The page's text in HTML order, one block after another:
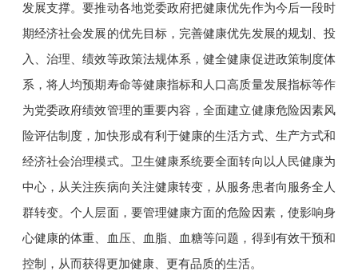
发展支撑。要推动各地党委政府把健康优先作为今后一段时
期经济社会发展的优先目标，完善健康优先发展的规划、投
入、治理、绩效等政策法规体系，健全健康促进政策制度体
系，将人均预期寿命等健康指标和人口高质量发展指标等作
为党委政府绩效管理的重要内容，全面建立健康危险因素风
险评估制度，加快形成有利于健康的生活方式、生产方式和
经济社会治理模式。卫生健康系统要全面转向以人民健康为
中心，从关注疾病向关注健康转变，从服务患者向服务全人
群转变。个人层面，要管理健康方面的危险因素，使影响身
心健康的体重、血压、血脂、血糖等问题，得到有效干预和
控制，从而获得更加健康、更有品质的生活。